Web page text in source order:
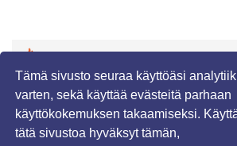
Tämä sivusto seuraa käyttöäsi
varten, sekä käyttää evästeitä parhaan
käyttökokemuksen takaamiseksi.
tätä sivustoa hyväksyt tämän,